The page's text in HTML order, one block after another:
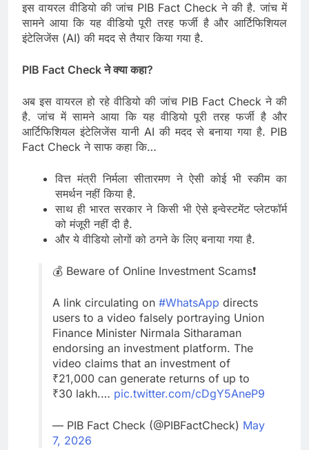
इस वायरल वीडियो की जांच PIB Fact Check ने की है. जांच में
सामने आया कि यह वीडियो पूरी तरह फर्जी है और आर्टिफिशियल
इंटेलिजेंस (AI) की मदद से तैयार किया गया है.
PIB Fact Check ने क्या कहा?
अब इस वायरल हो रहे वीडियो की जांच PIB Fact Check ने की
है. जांच में सामने आया कि यह वीडियो पूरी तरह फर्जी है और
आर्टिफिशियल इंटेलिजेंस यानी AI की मदद से बनाया गया है. PIB
Fact Check ने साफ कहा कि…
वित्त मंत्री निर्मला सीतारमण ने ऐसी कोई भी स्कीम का
समर्थन नहीं किया है.
साथ ही भारत सरकार ने किसी भी ऐसे इन्वेस्टमेंट प्लेटफॉर्म
को मंजूरी नहीं दी है.
और ये वीडियो लोगों को ठगने के लिए बनाया गया है.
💰 Beware of Online Investment Scams❗
A link circulating on #WhatsApp directs
users to a video falsely portraying Union
Finance Minister Nirmala Sitharaman
endorsing an investment platform. The
video claims that an investment of
₹21,000 can generate returns of up to
₹30 lakh.… pic.twitter.com/cDgY5AneP9
— PIB Fact Check (@PIBFactCheck) May
7, 2026